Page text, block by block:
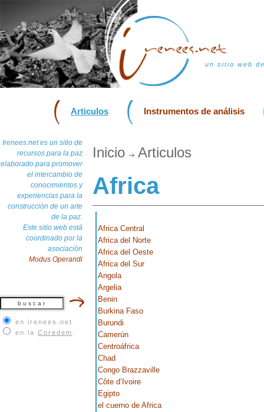
un sitio web
Articulos Instrumentos de análisis
Irenees.net es un sitio de
recursos para la paz
elaborado para promover
el intercambio de
conocimientos y
experiencias para la
construcción de un arte
de la paz.
Este sitio web está
coordinado por la
asociación
Modus Operandi
en irenees.net
en la Coredem
Inicio Articulos
Africa
Africa Central
Africa del Norte
Africa del Oeste
Africa del Sur
Angola
Argelia
Benin
Burkina Faso
Burundi
Camerún
Centroáfrica
Chad
Congo Brazzaville
Côte d’Ivoire
Egipto
el cuerno de Africa